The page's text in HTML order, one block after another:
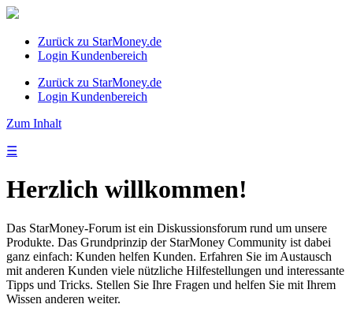
Zurück zu StarMoney.de
Login Kundenbereich
Zurück zu StarMoney.de
Login Kundenbereich
Zum Inhalt
☰
Herzlich willkommen!
Das StarMoney-Forum ist ein Diskussionsforum rund um unsere
Produkte. Das Grundprinzip der StarMoney Community ist dabei
ganz einfach: Kunden helfen Kunden. Erfahren Sie im Austausch
mit anderen Kunden viele nützliche Hilfestellungen und interessante
Tipps und Tricks. Stellen Sie Ihre Fragen und helfen Sie mit Ihrem
Wissen anderen weiter.